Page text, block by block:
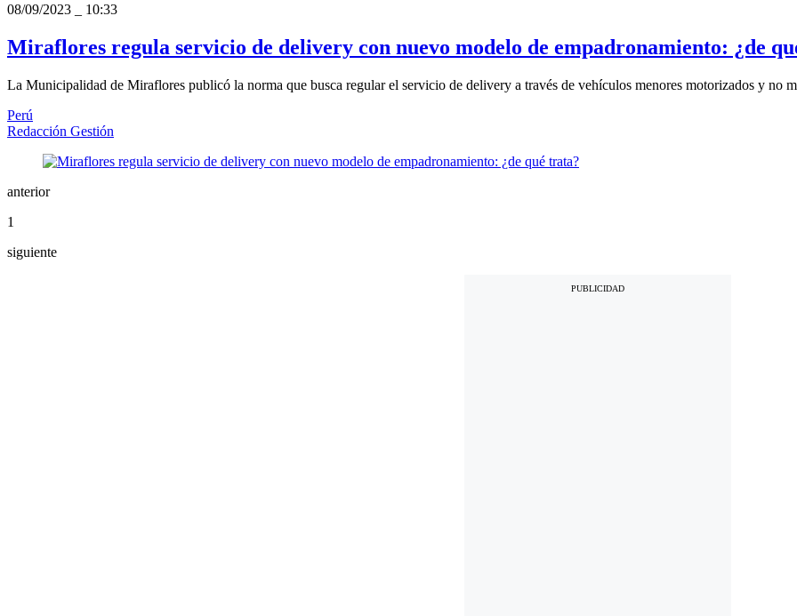
08/09/2023
10:33
Miraflores regula servicio de delivery con nuevo modelo de empadronamiento: ¿de
La Municipalidad de Miraflores publicó la norma que busca regular el servicio de delivery a través de vehículos menores motorizados y no
Perú
Redacción Gestión
anterior
1
siguiente